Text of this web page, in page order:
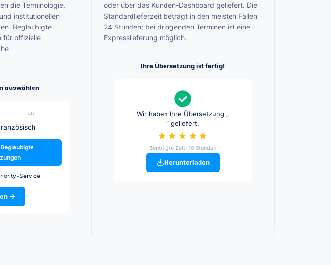
die Terminologie,
institutionellen
Beglaubigte
für offizielle
auswählen
bis
Service
→
oder über das Kunden-Dashboard geliefert. Die
Standardlieferzeit beträgt in den meisten Fällen
24 Stunden; bei dringenden Terminen ist eine
Expresslieferung möglich.
Ihre Übersetzung ist fertig!
Wir haben Ihre Übersetzung „
“ geliefert.
★★★★★
Benötigte Zeit: 10 Stunden
Herunterladen